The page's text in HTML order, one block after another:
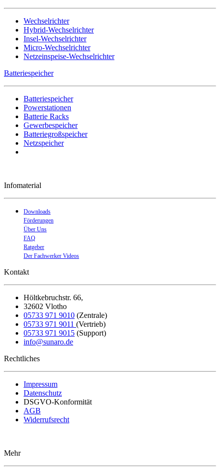
Wechselrichter
Hybrid-Wechselrichter
Insel-Wechselrichter
Micro-Wechselrichter
Netzeinspeise-Wechselrichter
Batteriespeicher
Batteriespeicher
Powerstationen
Batterie Racks
Gewerbespeicher
Batteriegroßspeicher
Netzspeicher
Infomaterial
Downloads
Förderungen
Über Uns
FAQ
Ratgeber
Der Fachwerker Videos
Kontakt
Höltkebruchstr. 66,
32602 Vlotho
05733 971 9010 (Zentrale)
05733 971 9011 (Vertrieb)
05733 971 9015 (Support)
info@sunaro.de
Rechtliches
Impressum
Datenschutz
DSGVO-Konformität
AGB
Widerrufsrecht
Mehr